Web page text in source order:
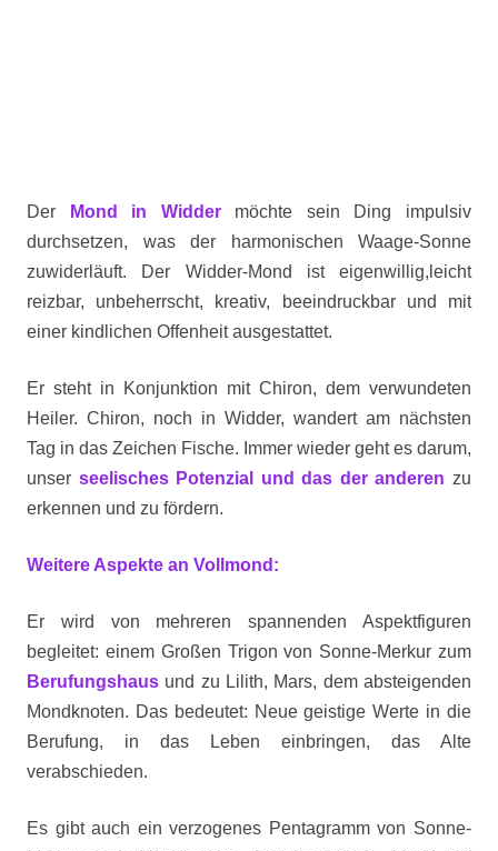
Der Mond in Widdermöchte sein Ding impulsiv
durchsetzen, was der harmonischen Waage-Sonne
zuwiderläuft. Der Widder-Mond ist eigenwillig,leicht
reizbar, unbeherrscht, kreativ, beeindruckbar und mit
einer kindlichen Offenheit ausgestattet.
Er steht in Konjunktion mit Chiron, dem verwundeten
Heiler. Chiron, noch in Widder, wandert am nächsten
Tag in das Zeichen Fische. Immer wieder geht es darum,
unser seelisches Potenzial und das der anderen zu
erkennen und zu fördern.
Weitere Aspekte an Vollmond:
Er wird von mehreren spannenden Aspektfiguren
begleitet: einem Großen Trigon von Sonne-Merkur zum
Berufungshaus und zu Lilith, Mars, dem absteigenden
Mondknoten. Das bedeutet: Neue geistige Werte in die
Berufung, in das Leben einbringen, das Alte
verabschieden.
Es gibt auch ein verzogenes Pentagramm von Sonne-